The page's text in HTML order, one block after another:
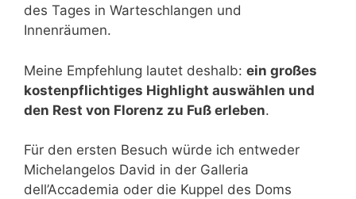
des Tages in Warteschlangen und
Innenräumen.
Meine Empfehlung lautet deshalb: ein großes
kostenpflichtiges Highlight auswählen und
den Rest von Florenz zu Fuß erleben.
Für den ersten Besuch würde ich entweder
Michelangelos David in der Galleria
dell’Accademia oder die Kuppel des Doms